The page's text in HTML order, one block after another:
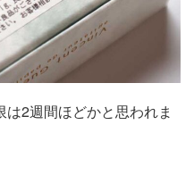
2週間ほどかと思われま